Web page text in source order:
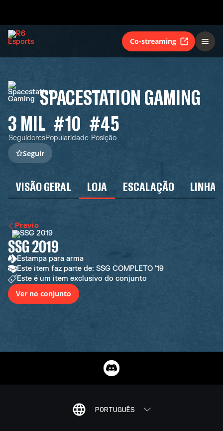
Co-streaming
SPACESTATION GAMING
3 MIL
Seguidores
#10
Popularidade
#45
Posição
Seguir
VISÃO GERAL LOJA ESCALAÇÃO LINHA
Previo
SSG 2019
Estampa para arma
Este item faz parte de: SSG COMPLETO '19
Este é um item exclusivo do conjunto
Ver no conjunto
PORTUGUÊS